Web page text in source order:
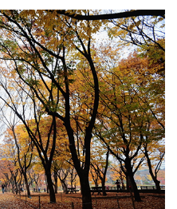
R
L
복
사
유
하
기
크
게
변
경
하
기
작
게
변
경
하
기